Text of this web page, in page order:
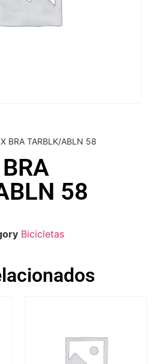
BRA TARBLK/ABLN 58
58
Bicicletas